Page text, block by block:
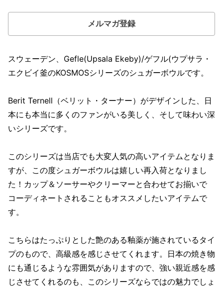
メルマガ登録
スウェーデン、Gefle(Upsala Ekeby)/ゲフル(ウプサラ・
エクビイ釜のKOSMOSシリーズのシュガーボウルです。
Berit Ternell（ベリット・ターナー）がデザインした、日
本にも本当に多くのファンがいる美しく、そして味わい深
いシリーズです。
このシリーズは当店でも大変人気の高いアイテムとなりま
すが、この度シュガーボウルは嬉しい再入荷となりまし
た！カップ＆ソーサーやクリーマーと合わせてお揃いで
コーディネートされることもオススメしたいアイテムで
す。
こちらはたっぷりとした艶のある釉薬が施されているタイ
プのもので、高級感を感じさせてくれます。日本の焼き物
にも通じるような雰囲気がありますので、強い親近感を感
じさせてくれるのも、このシリーズならではの魅力でしょ